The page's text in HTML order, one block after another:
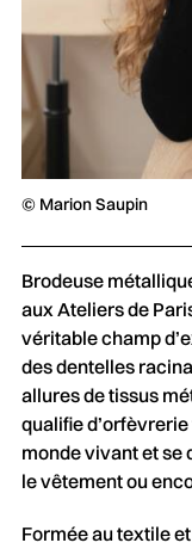
© Marion Saupin
Brodeuse
aux Ateliers de
véritable champ
des dentelles
allures de tissus
qualifie
monde vivant et se
le vêtement ou
Formée au textile